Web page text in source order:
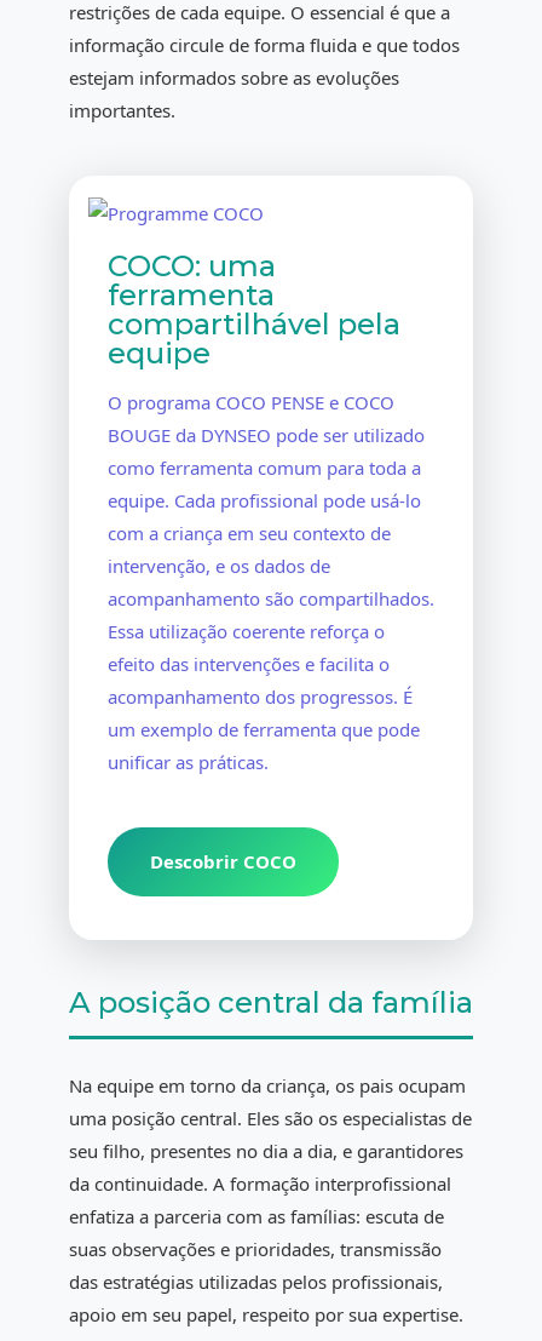
restrições de cada equipe. O essencial é que a
informação circule de forma fluida e que todos
estejam informados sobre as evoluções
importantes.
COCO: uma
ferramenta
compartilhável pela
equipe
O programa COCO PENSE e COCO
BOUGE da DYNSEO pode ser utilizado
como ferramenta comum para toda a
equipe. Cada profissional pode usá-lo
com a criança em seu contexto de
intervenção, e os dados de
acompanhamento são compartilhados.
Essa utilização coerente reforça o
efeito das intervenções e facilita o
acompanhamento dos progressos. É
um exemplo de ferramenta que pode
unificar as práticas.
Descobrir COCO
A posição central da família
Na equipe em torno da criança, os pais ocupam
uma posição central. Eles são os especialistas de
seu filho, presentes no dia a dia, e garantidores
da continuidade. A formação interprofissional
enfatiza a parceria com as famílias: escuta de
suas observações e prioridades, transmissão
das estratégias utilizadas pelos profissionais,
apoio em seu papel, respeito por sua expertise.